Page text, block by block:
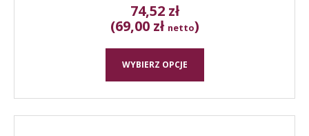
74,52 zł
(69,00 zł netto)
WYBIERZ OPCJE